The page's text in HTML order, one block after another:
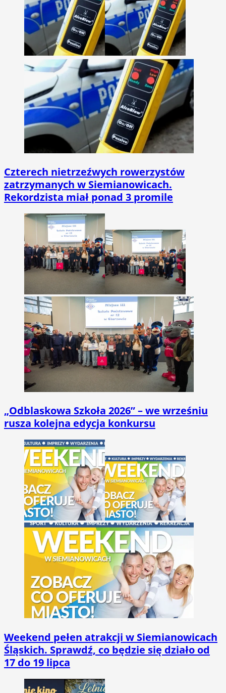
Czterech nietrzeźwych rowerzystów
zatrzymanych w Siemianowicach.
Rekordzista miał ponad 3 promile
„Odblaskowa Szkoła 2026” – we wrześniu
rusza kolejna edycja konkursu
Weekend pełen atrakcji w Siemianowicach
Śląskich. Sprawdź, co będzie się działo od
17 do 19 lipca